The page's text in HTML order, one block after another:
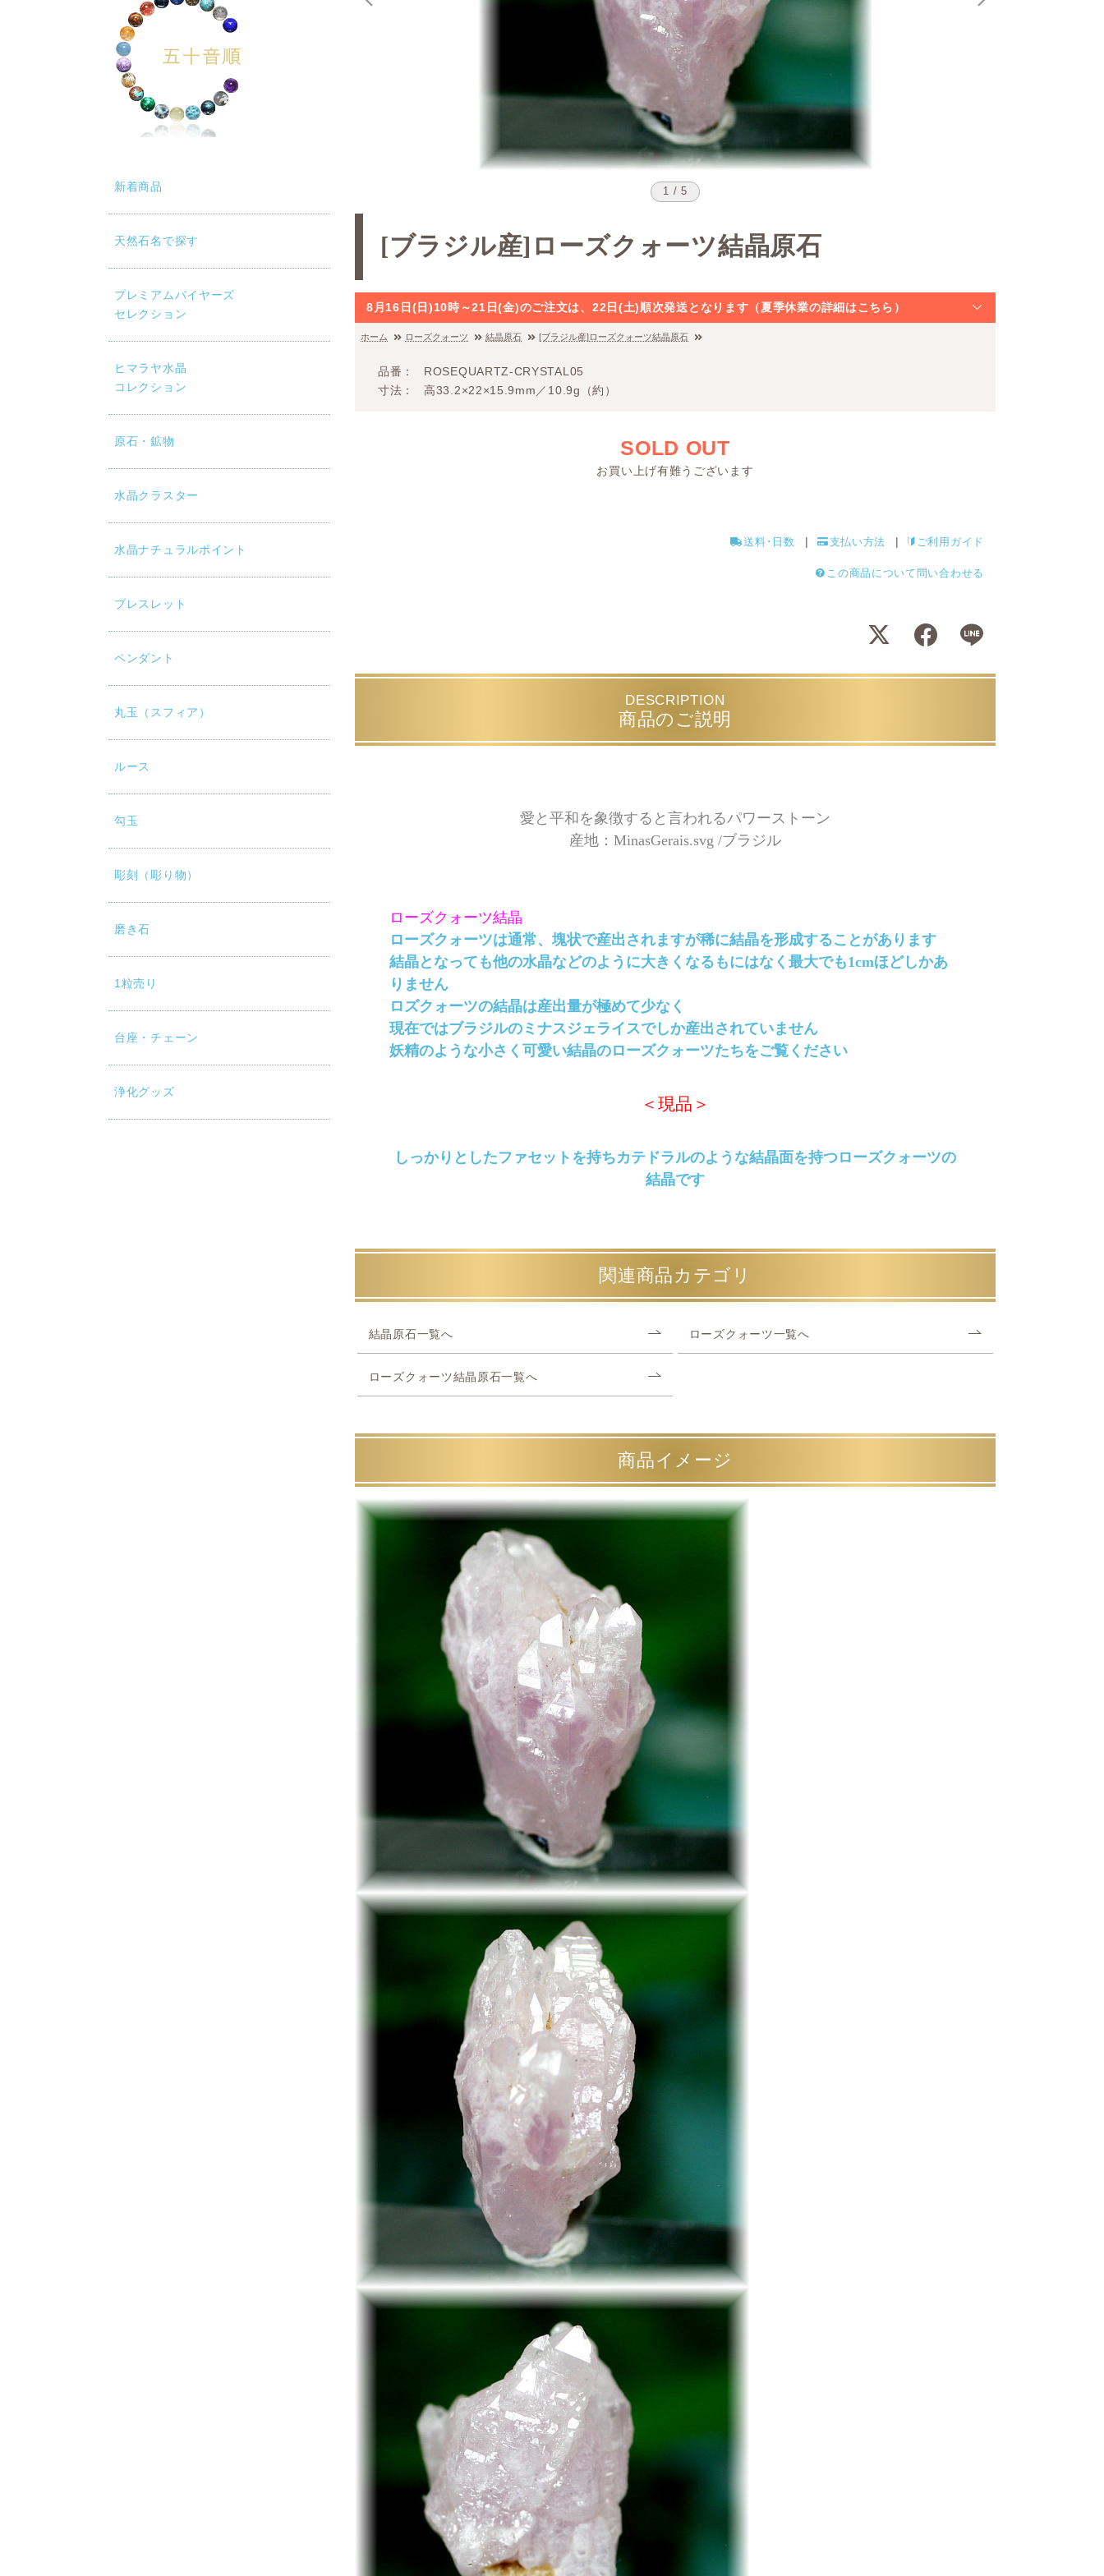
新着商品
天然石名で探す
プレミアムバイヤーズ
セレクション
ヒマラヤ水晶
コレクション
原石・鉱物
水晶クラスター
水晶ナチュラルポイント
ブレスレット
ペンダント
丸玉（スフィア）
ルース
勾玉
彫刻（彫り物）
磨き石
1粒売り
台座・チェーン
浄化グッズ
1 / 5
[ブラジル産]ローズクォーツ結晶原石
8月16日(日)10時～21日(金)のご注文は、22日(土)順次発送となります（夏季休業の詳細はこちら）
ホーム ローズクォーツ 結晶原石 [ブラジル産]ローズクォーツ結晶原石
品番
ROSEQUARTZ-CRYSTAL05
寸法
高33.2×22×15.9mm／10.9g（約）
SOLD OUT
お買い上げ有難うございます
送料･日数 支払い方法 ご利用ガイド
この商品について問い合わせる
DESCRIPTION
商品のご説明
愛と平和を象徴すると言われるパワーストーン
産地：MinasGerais.svg /ブラジル
ローズクォーツ結晶
ローズクォーツは通常、塊状で産出されますが稀に結晶を形成することがあります
結晶となっても他の水晶などのように大きくなるもにはなく最大でも1cmほどしかあ
りません
ロズクォーツの結晶は産出量が極めて少なく
現在ではブラジルのミナスジェライスでしか産出されていません
妖精のような小さく可愛い結晶のローズクォーツたちをご覧ください
＜現品＞
しっかりとしたファセットを持ちカテドラルのような結晶面を持つローズクォーツの
結晶です
関連商品カテゴリ
結晶原石一覧へ ローズクォーツ一覧へ
ローズクォーツ結晶原石一覧へ
商品イメージ